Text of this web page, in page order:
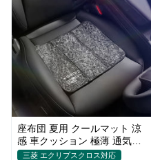
座布団 夏用 クールマット 涼
感 車クッション 極薄 通気性
丸洗いOK すずしい
三菱 エクリプスクロス対応